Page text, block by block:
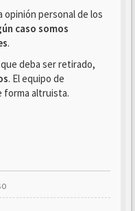
opinión personal de los
caso somos
.
deba ser retirado,
. El equipo de
forma altruista.